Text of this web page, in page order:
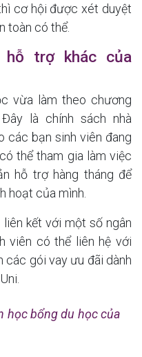
cơ hội được xét duyệt
toàn có thể.
hỗ trợ khác của
vừa làm theo chương
là chính sách nhà
các bạn sinh viên đang
thể tham gia làm việc
hỗ trợ hàng tháng để
hoạt của mình.
kết với một số ngân
viên có thể liên hệ với
các gói vay ưu đãi dành
học bổng du học của